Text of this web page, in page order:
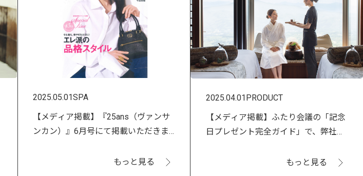
2025.05.01SPA
【メディア掲載】『25ans（ヴァンサ
ンカン）』6月号にて掲載いただきま
もっと見る
2025.04.01PRODUCT
【メディア掲載】ふたり会議の「記念
日プレゼント完全ガイド」で、弊社の
もっと見る